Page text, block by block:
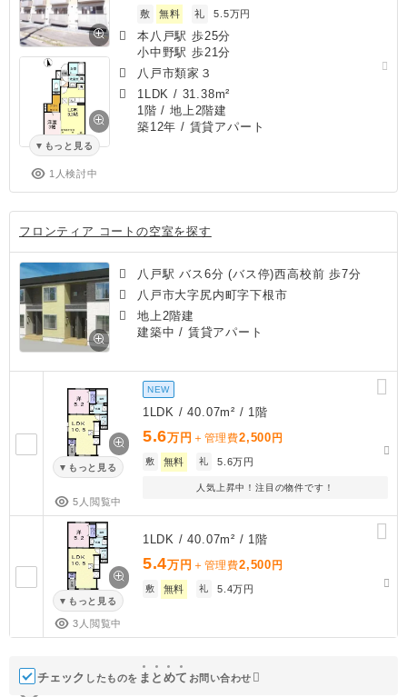
もっと見る
1人検討中
敷
無料 礼 5.5万円
本八戸駅 歩25分
小中野駅 歩21分
八戸市類家３
1LDK / 31.38m²
1階 / 地上2階建
築12年 / 賃貸アパート
フロンティア コートの空室を探す
八戸駅 バス6分 (バス停)西高校前 歩7分
八戸市大字尻内町字下根市
地上2階建
建築中 / 賃貸アパート
もっと見る
5人閲覧中
NEW
1LDK / 40.07m² / 1階
5.6万円 ＋管理費2,500 円
敷 無料 礼 5.6万円
人気上昇中！注目の物件です！
もっと見る
3人閲覧中
1LDK / 40.07m² / 1階
5.4万円 ＋管理費2,500 円
敷 無料 礼 5.4万円
チェック したものを ま と めて お問い合わせ